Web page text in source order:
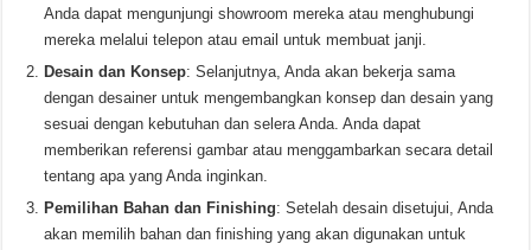
Anda dapat mengunjungi showroom mereka atau menghubungi
mereka melalui telepon atau email untuk membuat janji.
Desain dan Konsep: Selanjutnya, Anda akan bekerja sama
dengan desainer untuk mengembangkan konsep dan desain yang
sesuai dengan kebutuhan dan selera Anda. Anda dapat
memberikan referensi gambar atau menggambarkan secara detail
tentang apa yang Anda inginkan.
Pemilihan Bahan dan Finishing: Setelah desain disetujui, Anda
akan memilih bahan dan finishing yang akan digunakan untuk